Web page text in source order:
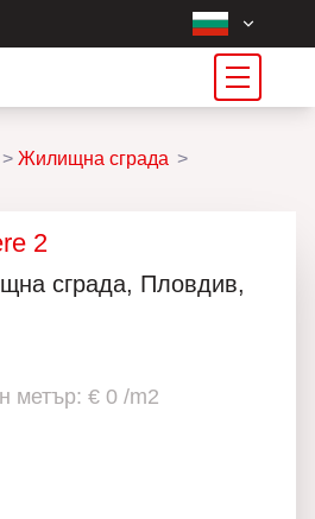
Жилищна сграда
2
сграда, Пловдив,
метър: € 0 /m2